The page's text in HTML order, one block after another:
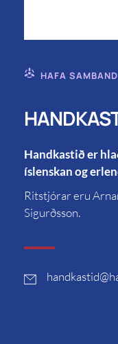
HAFA SAMBAND
Handkastið er
íslenskan og
Ritstjórar eru
Sigurðsson.
handkastid